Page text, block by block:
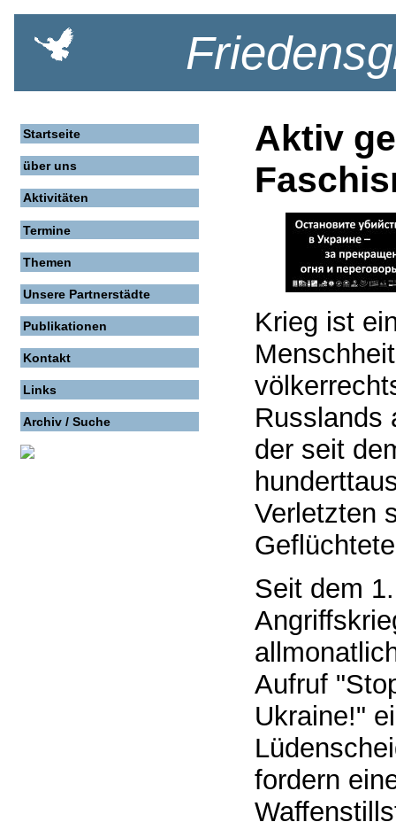
Startseite
über uns
Aktivitäten
Termine
Themen
Unsere Partnerstädte
Publikationen
Kontakt
Links
Archiv / Suche
Aktiv
Krieg ist
Russlands
der seit
Verletzten
Seit dem
Aufruf
Ukraine!"
fordern